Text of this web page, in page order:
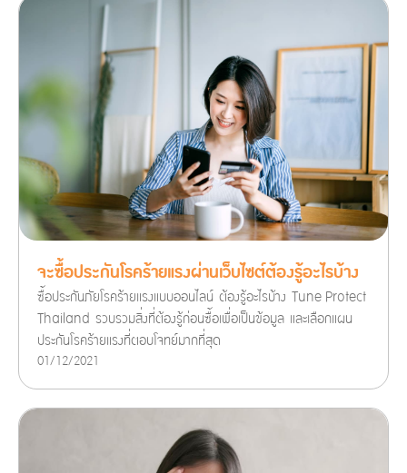
จะซื้อประกันโรคร้ายแรงผ่านเว็บไซต์ต้องรู้อะไรบ้าง
ซื้อประกันภัยโรคร้ายแรงแบบออนไลน์ ต้องรู้อะไรบ้าง Tune Protect
Thailand รวบรวมสิ่งที่ต้องรู้ก่อนซื้อเพื่อเป็นข้อมูล และเลือกแผน
ประกันโรคร้ายแรงที่ตอบโจทย์มากที่สุด
01/12/2021